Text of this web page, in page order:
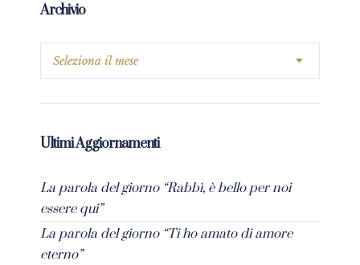
Archivio
Ultimi Aggiornamenti
La parola del giorno “Rabbì, è bello per noi
essere qui”
La parola del giorno “Ti ho amato di amore
eterno”